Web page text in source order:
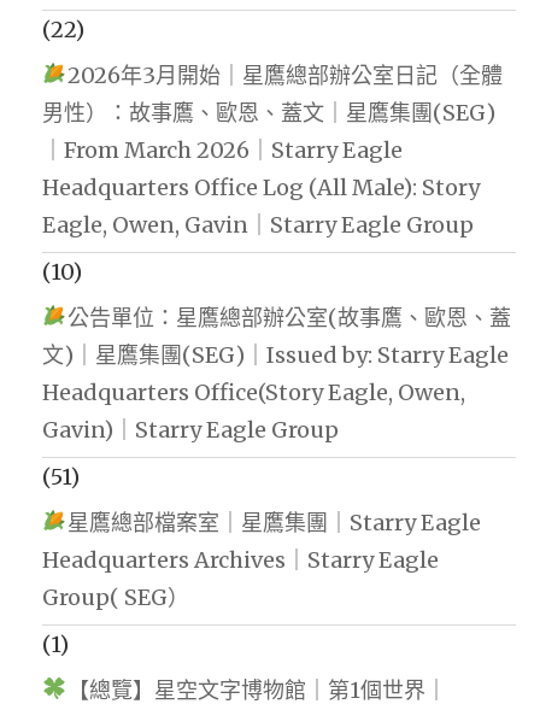
(22)
2026年3月開始｜星鷹總部辦公室日記（全體
男性）：故事鷹、歐恩、蓋文｜星鷹集團(SEG)
｜From March 2026｜Starry Eagle
Headquarters Office Log (All Male): Story
Eagle, Owen, Gavin｜Starry Eagle Group
(10)
公告單位：星鷹總部辦公室(故事鷹、歐恩、蓋
文)｜星鷹集團(SEG)｜Issued by: Starry Eagle
Headquarters Office(Story Eagle, Owen,
Gavin)｜Starry Eagle Group
(51)
星鷹總部檔案室｜星鷹集團｜Starry Eagle
Headquarters Archives｜Starry Eagle
Group( SEG）
(1)
【總覽】星空文字博物館｜第1個世界｜